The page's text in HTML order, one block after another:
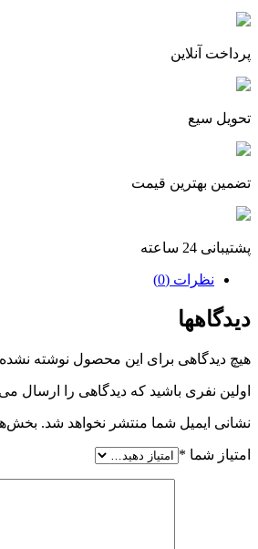
پرداخت آنلاین
تحویل سیع
تضمین بهترین قیمت
پشتیبانی 24 ساعته
نظرات (0)
دیدگاهها
هیچ دیدگاهی برای این محصول نوشته
اولین نفری باشید که دیدگاهی را ارسال می
نشانی ایمیل شما منتشر نخواهد شد.
امتیاز شما *